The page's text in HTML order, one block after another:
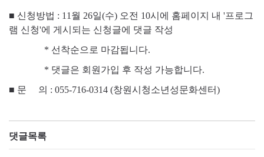
■ 신청방법 : 11월 26일(수) 오전 10시에 홈페이지 내 '프로그
램 신청'에 게시되는 신청글에 댓글 작성
* 선착순으로 마감됩니다.
* 댓글은 회원가입 후 작성 가능합니다.
■ 문 의 : 055-716-0314 (창원시청소년성문화센터)
댓글목록